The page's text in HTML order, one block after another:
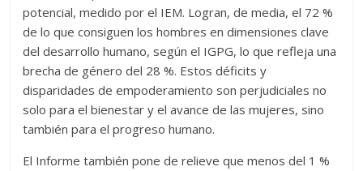
potencial, medido por el IEM. Logran, de media, el 72 %
de lo que consiguen los hombres en dimensiones clave
del desarrollo humano, según el IGPG, lo que refleja una
brecha de género del 28 %. Estos déficits y
disparidades de empoderamiento son perjudiciales no
solo para el bienestar y el avance de las mujeres, sino
también para el progreso humano.
El Informe también pone de relieve que menos del 1 %